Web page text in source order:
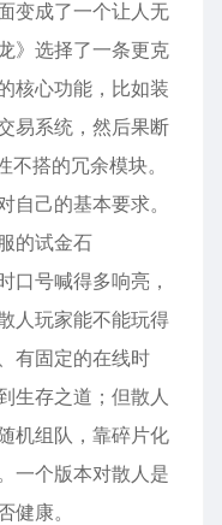
变成了一个让人无
》选择了一条更克
核心功能，比如装
易系统，然后果断
搭的冗余模块。
自己的基本要求。
的试金石
口号喊得多响亮，
人玩家能不能玩得
有固定的在线时
生存之道；但散人
机组队，靠碎片化
一个版本对散人是
健康。